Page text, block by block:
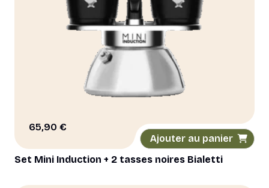
65,90 €
Ajouter au panier
Set Mini Induction + 2 tasses noires Bialetti